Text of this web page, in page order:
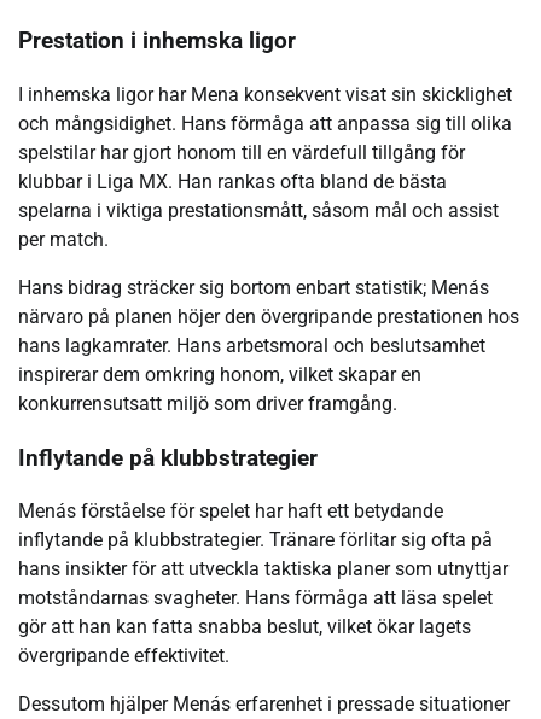
Prestation i inhemska ligor
I inhemska ligor har Mena konsekvent visat sin skicklighet
och mångsidighet. Hans förmåga att anpassa sig till olika
spelstilar har gjort honom till en värdefull tillgång för
klubbar i Liga MX. Han rankas ofta bland de bästa
spelarna i viktiga prestationsmått, såsom mål och assist
per match.
Hans bidrag sträcker sig bortom enbart statistik; Menás
närvaro på planen höjer den övergripande prestationen hos
hans lagkamrater. Hans arbetsmoral och beslutsamhet
inspirerar dem omkring honom, vilket skapar en
konkurrensutsatt miljö som driver framgång.
Inflytande på klubbstrategier
Menás förståelse för spelet har haft ett betydande
inflytande på klubbstrategier. Tränare förlitar sig ofta på
hans insikter för att utveckla taktiska planer som utnyttjar
motståndarnas svagheter. Hans förmåga att läsa spelet
gör att han kan fatta snabba beslut, vilket ökar lagets
övergripande effektivitet.
Dessutom hjälper Menás erfarenhet i pressade situationer